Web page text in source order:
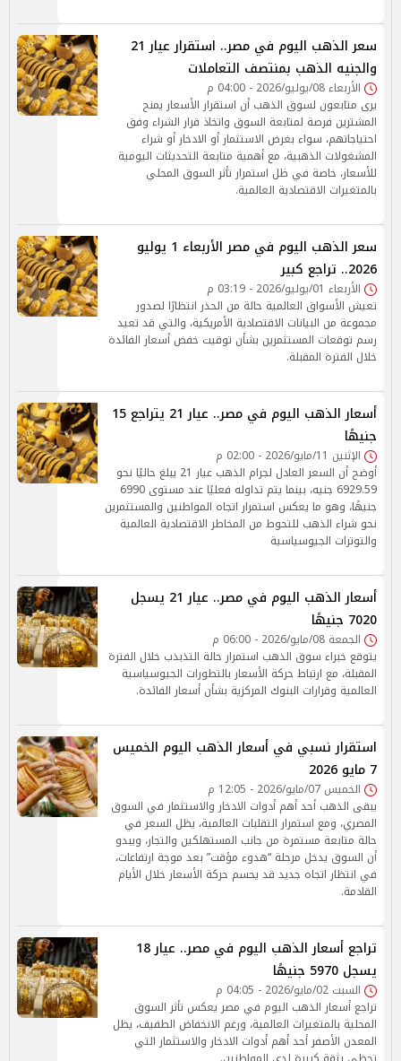
سعر الذهب اليوم في مصر.. استقرار عيار 21
والجنيه الذهب بمنتصف التعاملات
الأربعاء 08/يوليو/2026 - 04:00 م
يرى متابعون لسوق الذهب أن استقرار الأسعار يمنح
المشترين فرصة لمتابعة السوق واتخاذ قرار الشراء وفق
احتياجاتهم، سواء بغرض الاستثمار أو الادخار أو شراء
المشغولات الذهبية، مع أهمية متابعة التحديثات اليومية
للأسعار، خاصة في ظل استمرار تأثر السوق المحلي
بالمتغيرات الاقتصادية العالمية.
سعر الذهب اليوم في مصر الأربعاء 1 يوليو
2026.. تراجع كبير
الأربعاء 01/يوليو/2026 - 03:19 م
تعيش الأسواق العالمية حالة من الحذر انتظارًا لصدور
مجموعة من البيانات الاقتصادية الأمريكية، والتي قد تعيد
رسم توقعات المستثمرين بشأن توقيت خفض أسعار الفائدة
خلال الفترة المقبلة.
أسعار الذهب اليوم في مصر.. عيار 21 يتراجع 15
جنيهًا
الإثنين 11/مايو/2026 - 02:00 م
أوضح أن السعر العادل لجرام الذهب عيار 21 يبلغ حاليًا نحو
6929.59 جنيه، بينما يتم تداوله فعليًا عند مستوى 6990
جنيهًا، وهو ما يعكس استمرار اتجاه المواطنين والمستثمرين
نحو شراء الذهب للتحوط من المخاطر الاقتصادية العالمية
والتوترات الجيوسياسية
أسعار الذهب اليوم في مصر.. عيار 21 يسجل
7020 جنيهًا
الجمعة 08/مايو/2026 - 06:00 م
يتوقع خبراء سوق الذهب استمرار حالة التذبذب خلال الفترة
المقبلة، مع ارتباط حركة الأسعار بالتطورات الجيوسياسية
العالمية وقرارات البنوك المركزية بشأن أسعار الفائدة.
استقرار نسبي في أسعار الذهب اليوم الخميس
7 مايو 2026
الخميس 07/مايو/2026 - 12:05 م
يبقى الذهب أحد أهم أدوات الادخار والاستثمار في السوق
المصري، ومع استمرار التقلبات العالمية، يظل السعر في
حالة متابعة مستمرة من جانب المستهلكين والتجار، ويبدو
أن السوق يدخل مرحلة “هدوء مؤقت” بعد موجة ارتفاعات،
في انتظار اتجاه جديد قد يحسم حركة الأسعار خلال الأيام
القادمة.
تراجع أسعار الذهب اليوم في مصر.. عيار 18
يسجل 5970 جنيهًا
السبت 02/مايو/2026 - 04:05 م
تراجع أسعار الذهب اليوم في مصر يعكس تأثر السوق
المحلية بالمتغيرات العالمية، ورغم الانخفاض الطفيف، يظل
المعدن الأصفر أحد أهم أدوات الادخار والاستثمار التي